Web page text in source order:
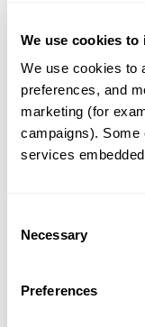
We use cookies to
We use cookies to
preferences, and
marketing (for
campaigns).
services
Selection
Necessary
Preferences
듀센 근이